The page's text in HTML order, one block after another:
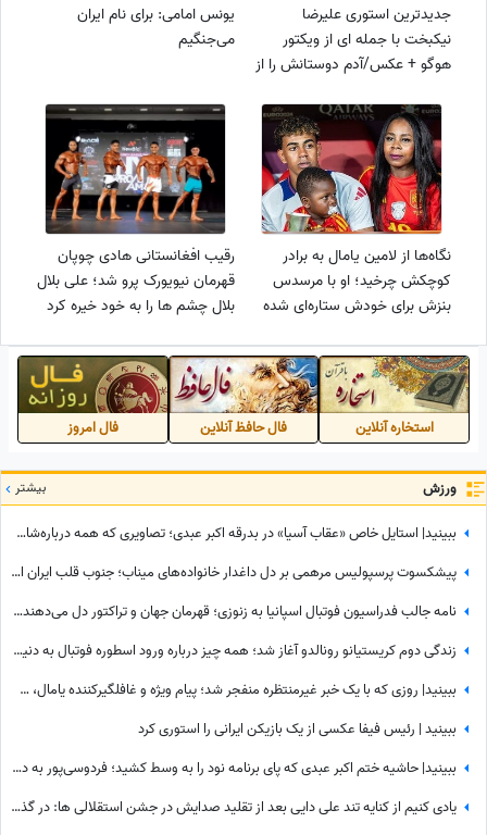
جدیدترین استوری علیرضا
نیکبخت با جمله ای از ویکتور
هوگو + عکس/آدم دوستانش را از
مخفی اش را ...
یونس امامی: برای نام ایران
می‌جنگیم
نگاه‌ها از لامین یامال به برادر
کوچکش چرخید؛ او با مرسدس
بنزش برای خودش ستاره‌ای شده
رقیب افغانستانی هادی چوپان
قهرمان نیویورک پرو شد؛ علی بلال
بلال چشم ها را به خود خیره کرد
استخاره آنلاین فال حافظ آنلاین فال امروز
ورزش بیشتر
ببینید| استایل خاص «عقاب آسیا» در بدرقه اکبر عبدی؛ تصاویری که همه درباره‌شان صحبت می‌کنند
پیشکسوت پرسپولیس مرهمی بر دل داغدار خانواده‌های میناب؛ جنوب قلب ایران است...
نامه جالب فدراسیون فوتبال اسپانیا به زنوزی؛ قهرمان جهان و تراکتور دل می‌دهند و قلوه می‌گیرند!
زندگی دوم کریستیانو رونالدو آغاز شد؛ همه چیز درباره ورود اسطوره فوتبال به دنیای سینما
ببینید| روزی که با یک خبر غیرمنتظره منفجر شد؛ پیام ویژه و غافلگیرکننده یامال، ستاره تیم اسپانیا برای دختر 28 ساله داور صداتو چه بود؟
ببینید | رئیس فیفا عکسی از یک بازیکن ایرانی را استوری کرد
ببینید| حاشیه ختم اکبر عبدی که پای برنامه نود را به وسط کشید؛ فردوسی‌پور به دستبوسی وزیر چه واکنشی نشان داد؟
یادی کنیم از کنایه تند علی دایی بعد از تقلید صدایش در جشن استقلالی ها: در گذشته پادشاهان دلقک‌هایی داشتند که وظیفه‌شان تقلید صدا و خنداندن مردم بود+عکس